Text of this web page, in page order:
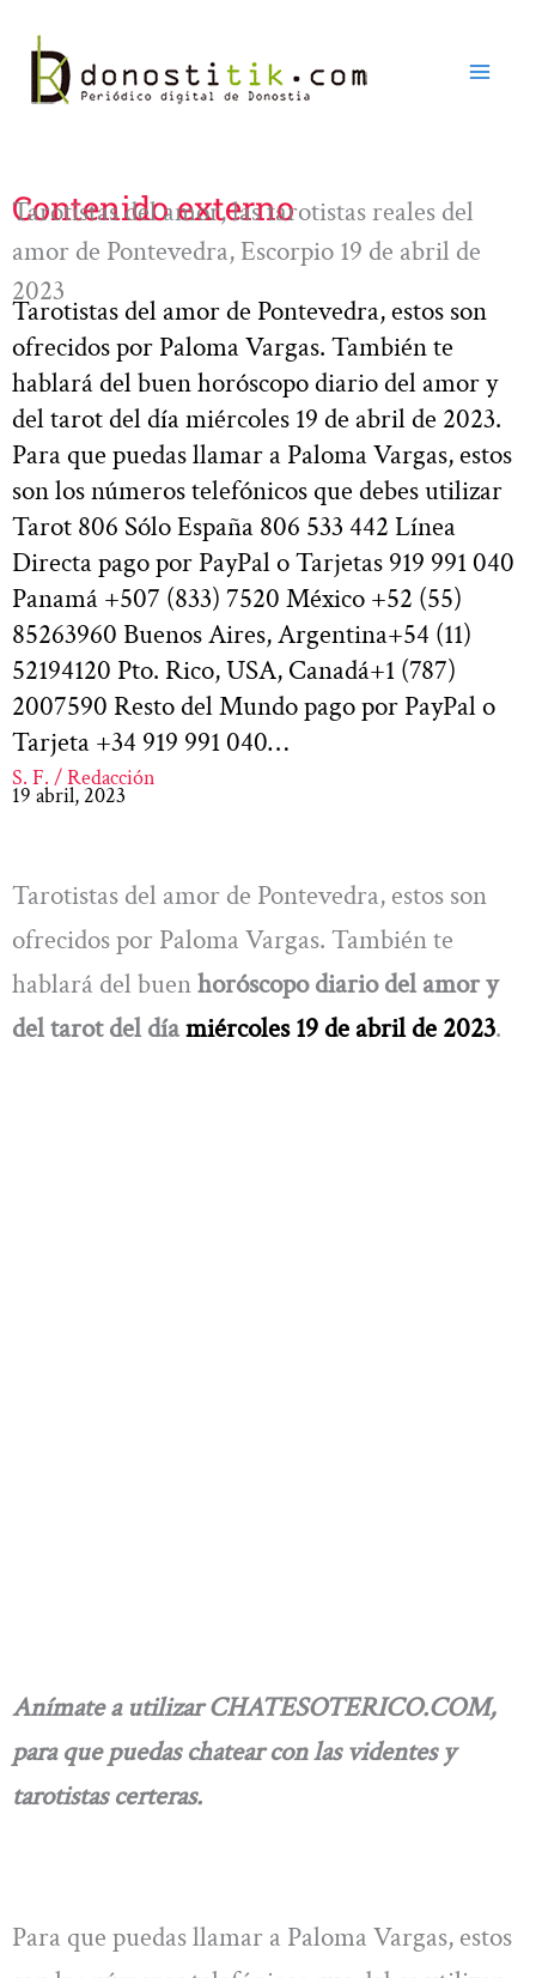
contenido
Contenido externo
Tarotistas del amor, las tarotistas reales del
amor de Pontevedra, Escorpio 19 de abril de
2023
Tarotistas del amor de Pontevedra, estos son
ofrecidos por Paloma Vargas. También te
hablará del buen horóscopo diario del amor y
del tarot del día miércoles 19 de abril de 2023.
Para que puedas llamar a Paloma Vargas, estos
son los números telefónicos que debes utilizar
Tarot 806 Sólo España 806 533 442 Línea
Directa pago por PayPal o Tarjetas 919 991 040
Panamá +507 (833) 7520 México +52 (55)
85263960 Buenos Aires, Argentina+54 (11)
52194120 Pto. Rico, USA, Canadá+1 (787)
2007590 Resto del Mundo pago por PayPal o
Tarjeta +34 919 991 040…
S. F. / Redacción
19 abril, 2023
Tarotistas del amor de Pontevedra, estos son
ofrecidos por Paloma Vargas. También te
hablará del buenhoróscopo diario del amor y
del tarot del díamiércoles 19 de abril de 2023.
Anímate a utilizar CHATESOTERICO.COM,
para que puedas chatear con las videntes y
tarotistas certeras.
Para que puedas llamar a Paloma Vargas, estos